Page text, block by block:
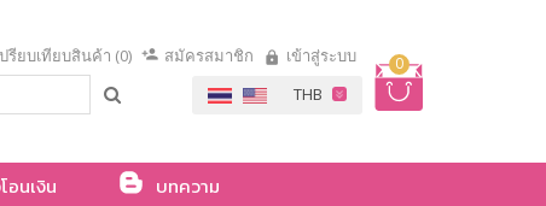
0
ปรียบเทียบสินค้า (0) สมัครสมาชิก เข้าสู่ระบบ
อนเงิน
บทความ